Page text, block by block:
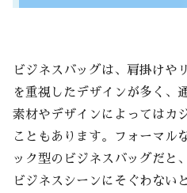
ビジネスバッグは、肩掛けや
を重視したデザインが多く、
素材やデザインによってはカ
こともあります。フォーマル
ック型のビジネスバッグだと
ビジネスシーンにそぐわない